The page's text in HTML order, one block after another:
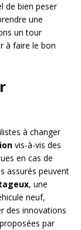
de bien peser
une
un tour
à faire le bon
à changer
vis-à-vis des
en cas de
assurés peuvent
, une
neuf,
des innovations
par